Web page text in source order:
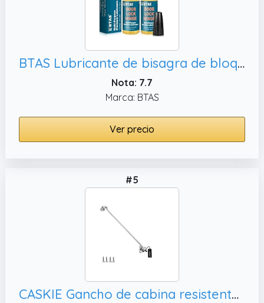
BTAS Lubricante de bisagra de bloqueo de puerta, herramientas de
Nota: 7.7
Marca: BTAS
Ver precio
#5
CASKIE Gancho de cabina resistente de acero inoxidable 304 de 30, puerta o puerta de garaje